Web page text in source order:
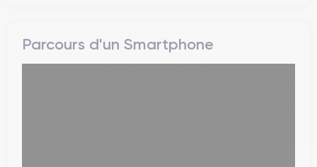
Parcours d'un Smartphone